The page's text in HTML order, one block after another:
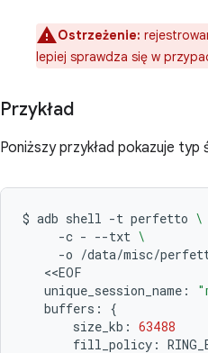
Ostrzeżenie:
lepiej sprawdza się w
Przykład
Poniższy przykład pokazuje
$ adb shell -t perfetto \
-c - --txt \
-o /data/misc/
unique_session_name:
buffers:
{
size_kb: 63488
fill_policy: